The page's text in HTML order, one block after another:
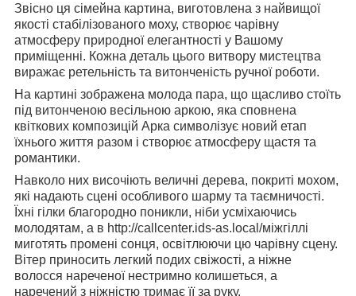
Звісно ця сімейна картина, виготовлена з найвищої
якості стабілізованого моху, створює чарівну
атмосферу природної елегантності у Вашому
приміщенні. Кожна деталь цього витвору мистецтва
виражає ретельність та витонченість ручної роботи.
На картині зображена молода пара, що щасливо стоїть
під витонченою весільною аркою, яка сповнена
квіткових композицій Арка символізує новий етап
їхнього життя разом і створює атмосферу щастя та
романтики.
Навколо них височіють величні дерева, покриті мохом,
які надають сцені особливого шарму та таємничості.
Їхні гілки благородно поникли, ніби усміхаючись
молодятам, а в http://callcenter.ids-as.local/міжгіллі
миготять промені сонця, освітлюючи цю чарівну сцену.
Вітер приносить легкий подих свіжості, а ніжне
волосся нареченої нестримно колишеться, а
наречений з ніжністю тримає її за руку.